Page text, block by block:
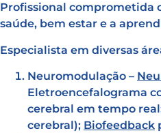
Profissional comprometida
saúde, bem estar e a
Especialista em diversas
Neuromodulação –
Eletroencefalograma
cerebral em tempo
cerebral); Biofeedback